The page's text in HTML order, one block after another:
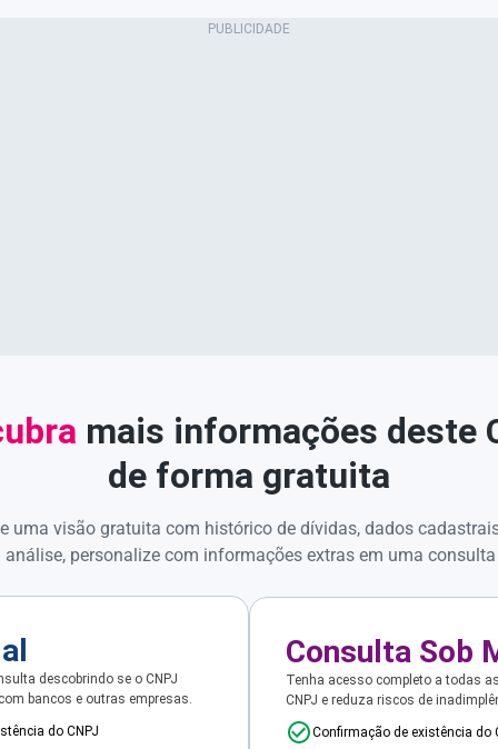
mais informações deste
de forma gratuita
uma visão gratuita com histórico de dívidas, dados
personalize com informações extras em uma
descobrindo se o CNPJ
bancos e outras empresas.
do CNPJ
Consulta Sob
Tenha acesso completo a todas
CNPJ e reduza riscos de
Confirmação de existência do